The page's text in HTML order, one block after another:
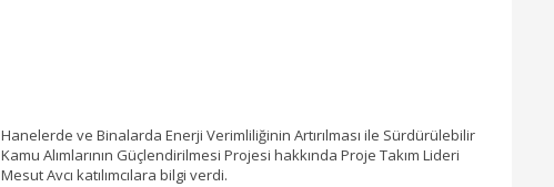
Hanelerde ve Binalarda Enerji Verimliliğinin Artırılması ile Sürdürülebilir
Kamu Alımlarının Güçlendirilmesi Projesi hakkında Proje Takım Lideri
Mesut Avcı katılımcılara bilgi verdi.